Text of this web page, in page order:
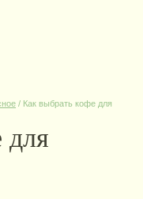
/ Как выбрать кофе для
для